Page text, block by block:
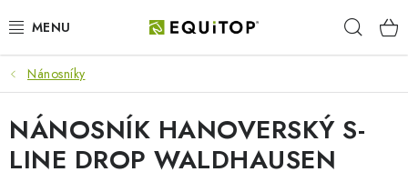
na
JAZDEC
KÔŇ
PONY
Nánosníky
NÁNOSNÍK HANOVERSKÝ S-
LINE DROP WALDHAUSEN